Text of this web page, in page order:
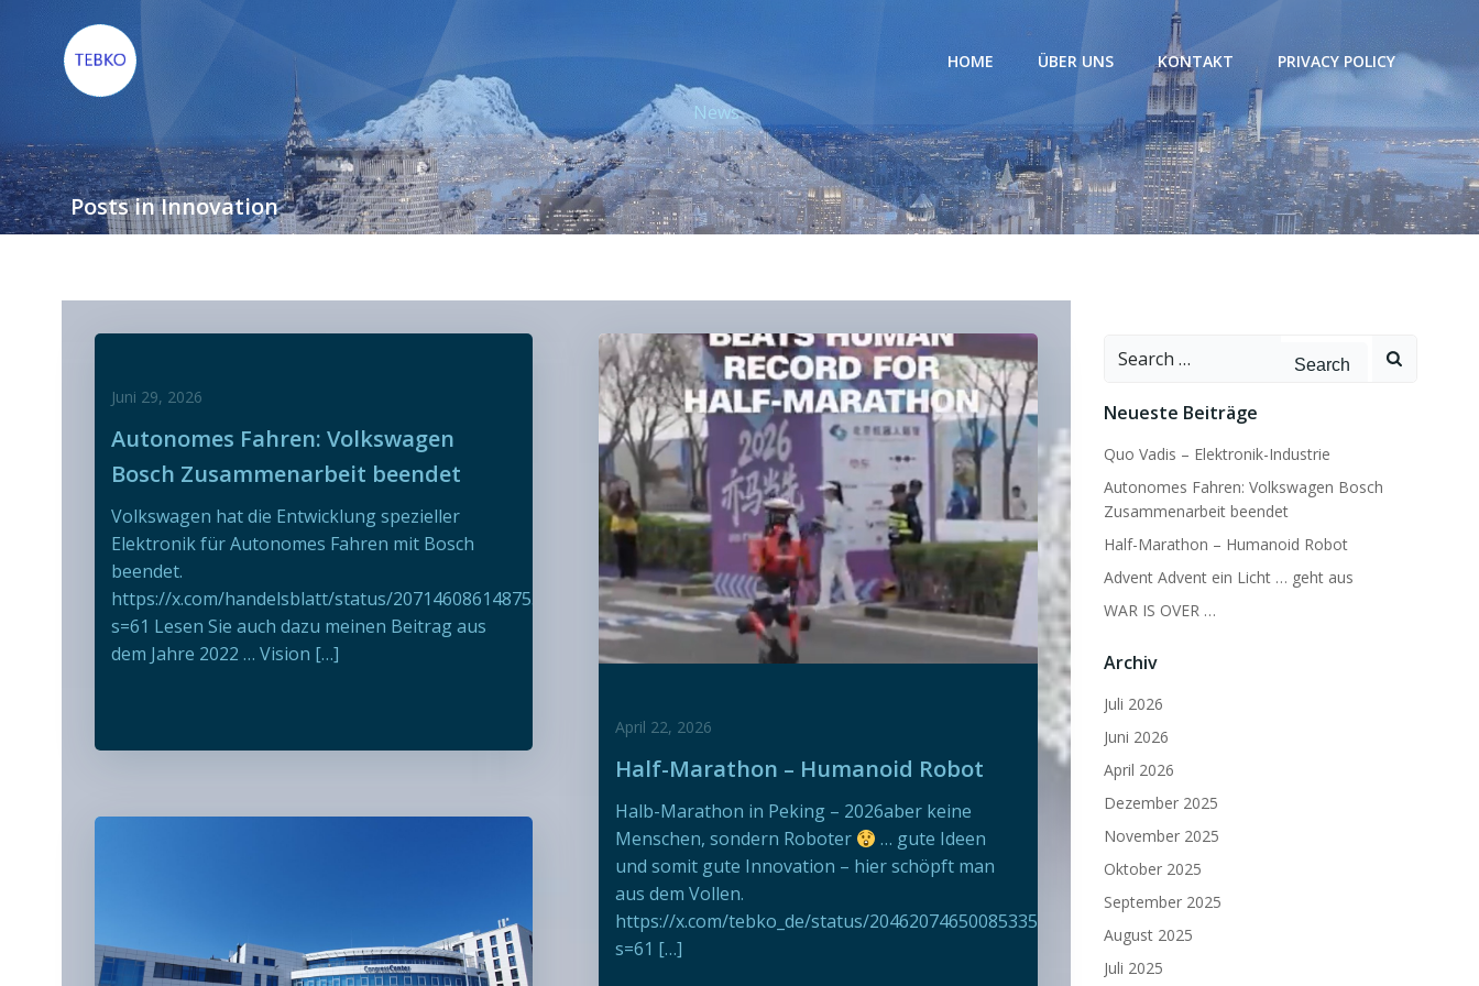
springen
HOME ÜBER UNS KONTAKT PRIVACY POLICY
News
Posts in Innovation
Juni 29, 2026
Autonomes Fahren: Volkswagen
Bosch Zusammenarbeit beendet
Volkswagen hat die Entwicklung spezieller
Elektronik für Autonomes Fahren mit Bosch
beendet.
https://x.com/handelsblatt/status/2071460861487550697?
s=61 Lesen Sie auch dazu meinen Beitrag aus
dem Jahre 2022 … Vision […]
April 22, 2026
Half-Marathon – Humanoid Robot
Halb-Marathon in Peking – 2026aber keine
Menschen, sondern Roboter
… gute Ideen
und somit gute Innovation – hier schöpft man
aus dem Vollen.
https://x.com/tebko_de/status/2046207465008533521?
s=61 […]
Search
Neueste Beiträge
Quo Vadis – Elektronik-Industrie
Autonomes Fahren: Volkswagen Bosch
Zusammenarbeit beendet
Half-Marathon – Humanoid Robot
Advent Advent ein Licht … geht aus
WAR IS OVER …
Archiv
Juli 2026
Juni 2026
April 2026
Dezember 2025
November 2025
Oktober 2025
September 2025
August 2025
Juli 2025